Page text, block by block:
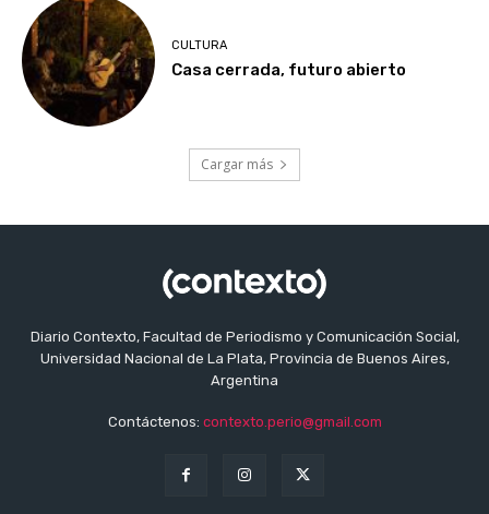
CULTURA
Casa cerrada, futuro abierto
Cargar más
Diario Contexto, Facultad de Periodismo y Comunicación Social,
Universidad Nacional de La Plata, Provincia de Buenos Aires,
Argentina
Contáctenos: contexto.perio@gmail.com